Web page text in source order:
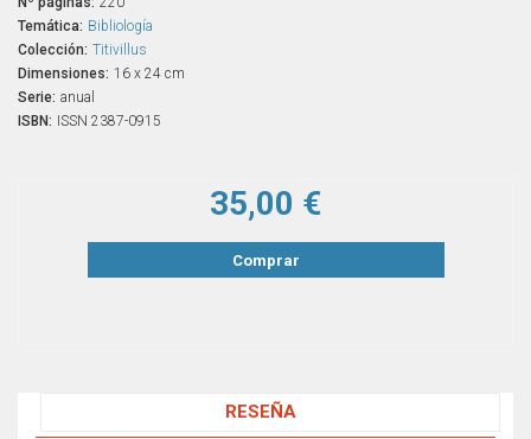
Temática: Bibliología
Colección: Titivillus
Dimensiones: 16 x 24 cm
Serie: anual
ISBN: ISSN 2387-0915
35,00 €
Comprar
RESEÑA